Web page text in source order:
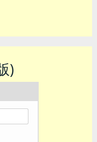
)